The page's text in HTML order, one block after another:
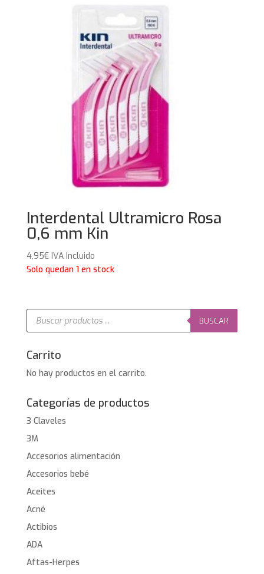
Interdental Ultramicro Rosa
0,6 mm Kin
4,95€ IVA Incluido
Solo quedan 1 en stock
Búsqueda
productos
BUSCAR
Carrito
No hay productos en el carrito.
Categorías de productos
3 Claveles
3M
Accesorios alimentación
Accesorios bebé
Aceites
Acné
Actibios
ADA
Aftas-Herpes